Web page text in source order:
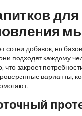
для
сотни добавок, но
подходят каждому
что закроет
варианты,